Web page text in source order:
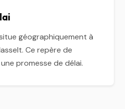
géographiquement à
Ce repère de
promesse de délai.